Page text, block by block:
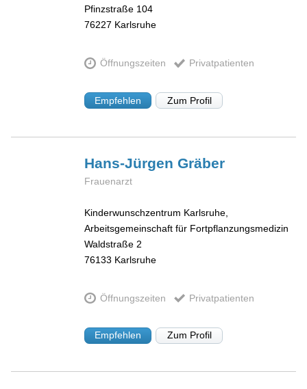
Pfinzstraße 104
76227 Karlsruhe
Öffnungszeiten Privatpatienten
Empfehlen Zum Profil
Hans-JürgenGräber
Frauenarzt
Kinderwunschzentrum Karlsruhe,
Arbeitsgemeinschaft für Fortpflanzungsmedizin
Waldstraße 2
76133 Karlsruhe
Öffnungszeiten Privatpatienten
Empfehlen Zum Profil